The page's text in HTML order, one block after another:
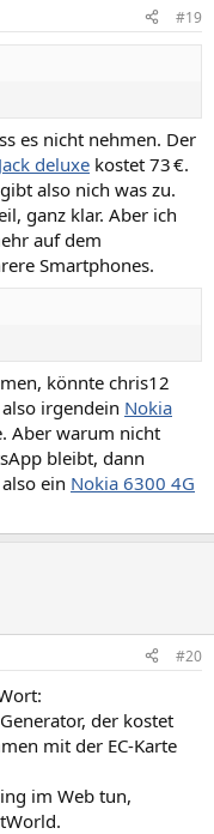
#19
es nicht nehmen. Der
deluxe kostet 73 €.
also nich was zu.
ganz klar. Aber ich
auf dem
Smartphones.
könnte chris12
irgendein Nokia
Aber warum nicht
bleibt, dann
ein Nokia 6300 4G
#20
der kostet
mit der EC-Karte
im Web tun,